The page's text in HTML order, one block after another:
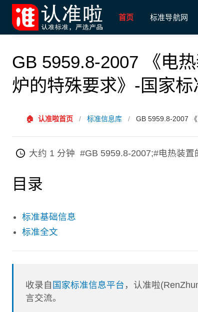
首页 标准导航网
GB 5959.8-2007 《电
炉的特殊要求》-国家标
🏠 认准啦首页 / 标准信息库 / GB 5959.8-2007
大约 1 分钟 #GB 5959.8-2007;#电热装
目录
标准基础信息
标准全文
收录自 国家标准信息平台 ，认准啦
言交流。